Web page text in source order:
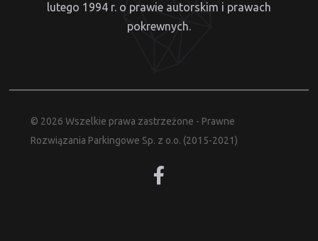
lutego 1994 r. o prawie autorskim i prawach
pokrewnych.
© 2026 Wszelkie prawa zastrzeżone - Prawne
Rozwiązania Parkingowe Sp. z o.o. (2015-2021)